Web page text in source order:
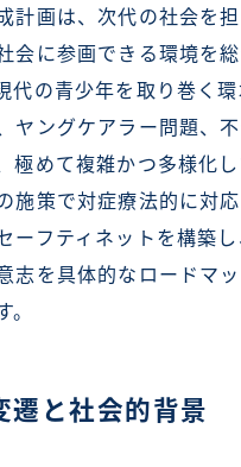
計画は、次代の社会を
会に参画できる環境を
代の青少年を取り巻く
ヤングケアラー問題、
極めて複雑かつ多様化
施策で対症療法的に対
ーフティネットを構築
志を具体的なロードマ
。
遷と社会的背景